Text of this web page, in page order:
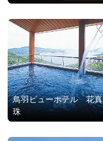
鳥羽ビューホテル 花真
珠